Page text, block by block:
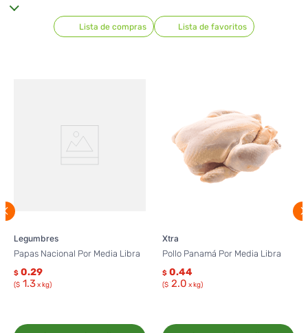
Lista de compras Lista de favoritos
Legumbres
Papas Nacional Por Media Libra
$ 0.29
($ 1.3x kg)
Xtra
Pollo Panamá Por Media Libra
$ 0.44
($ 2.0 x kg)